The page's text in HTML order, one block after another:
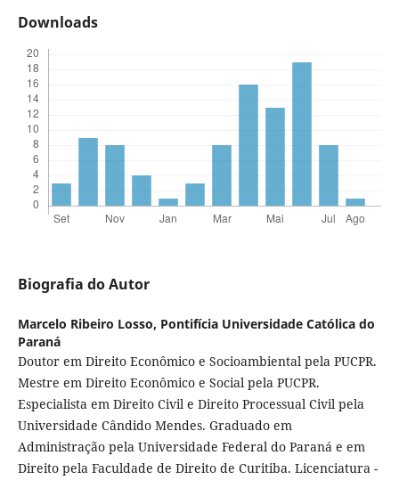
Downloads
Biografia do Autor
Marcelo Ribeiro Losso, Pontifícia Universidade Católica do
Paraná
Doutor em Direito Econômico e Socioambiental pela PUCPR.
Mestre em Direito Econômico e Social pela PUCPR.
Especialista em Direito Civil e Direito Processual Civil pela
Universidade Cândido Mendes. Graduado em
Administração pela Universidade Federal do Paraná e em
Direito pela Faculdade de Direito de Curitiba. Licenciatura -